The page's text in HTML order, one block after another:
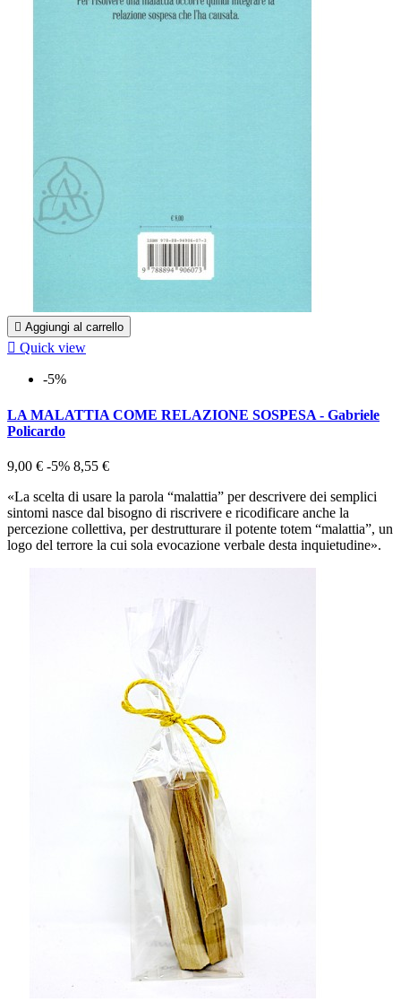
 Aggiungi al carrello
 Quick view
-5%
LA MALATTIA COME RELAZIONE SOSPESA - Gabriele
Policardo
9,00 € -5% 8,55 €
«La scelta di usare la parola “malattia” per descrivere dei semplici
sintomi nasce dal bisogno di riscrivere e ricodificare anche la
percezione collettiva, per destrutturare il potente totem “malattia”, un
logo del terrore la cui sola evocazione verbale desta inquietudine».